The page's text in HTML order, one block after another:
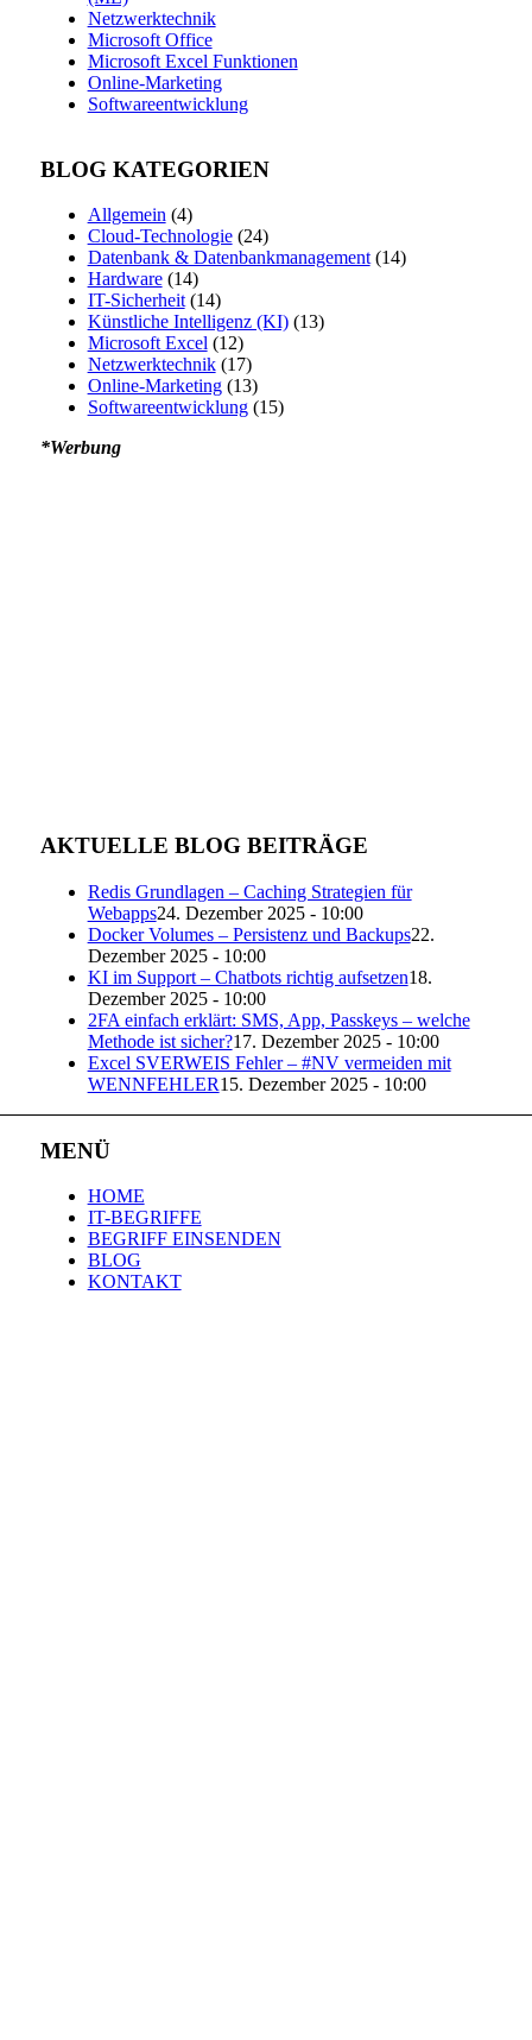
Netzwerktechnik
Microsoft Office
Microsoft Excel Funktionen
Online-Marketing
Softwareentwicklung
BLOG KATEGORIEN
Allgemein (4)
Cloud-Technologie(24)
Datenbank & Datenbankmanagement(14)
Hardware(14)
IT-Sicherheit(14)
Künstliche Intelligenz (KI)(13)
Microsoft Excel (12)
Netzwerktechnik(17)
Online-Marketing(13)
Softwareentwicklung(15)
*Werbung
AKTUELLE BLOG BEITRÄGE
Redis Grundlagen – Caching Strategien für
Webapps24. Dezember 2025 - 10:00
Docker Volumes – Persistenz und Backups22.
Dezember 2025 - 10:00
KI im Support – Chatbots richtig aufsetzen18.
Dezember 2025 - 10:00
2FA einfach erklärt: SMS, App, Passkeys – welche
Methode ist sicher?17. Dezember 2025 - 10:00
Excel SVERWEIS Fehler – #NV vermeiden mit
WENNFEHLER15. Dezember 2025 - 10:00
MENÜ
HOME
IT-BEGRIFFE
BEGRIFF EINSENDEN
BLOG
KONTAKT